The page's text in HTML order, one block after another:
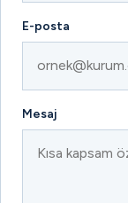
E-posta
Mesaj